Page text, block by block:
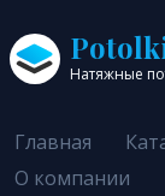
Натяжные
Главная
О компании